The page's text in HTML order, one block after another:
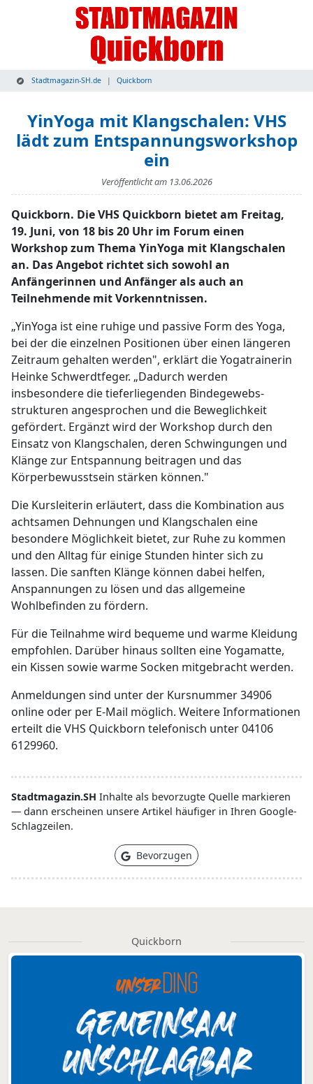
Stadtmagazin-SH.de Quickborn
YinYoga mit Klangschalen: VHS
lädt zum Entspannungsworkshop
ein
Veröffentlicht am 13.06.2026
Quickborn. Die VHS Quickborn bietet am Freitag,
19. Juni, von 18 bis 20 Uhr im Forum einen
Workshop zum Thema YinYoga mit Klangschalen
an. Das Angebot richtet sich sowohl an
Anfängerinnen und Anfänger als auch an
Teilnehmende mit Vorkenntnissen.
„YinYoga ist eine ruhige und passive Form des Yoga,
bei der die einzelnen Positionen über einen längeren
Zeitraum gehalten werden", erklärt die Yogatrainerin
Heinke Schwerdtfeger. „Dadurch werden
insbesondere die tieferliegenden Bindegewebs-
strukturen angesprochen und die Beweglichkeit
gefördert. Ergänzt wird der Workshop durch den
Einsatz von Klangschalen, deren Schwingungen und
Klänge zur Entspannung beitragen und das
Körperbewusstsein stärken können."
Die Kursleiterin erläutert, dass die Kombination aus
achtsamen Dehnungen und Klangschalen eine
besondere Möglichkeit bietet, zur Ruhe zu kommen
und den Alltag für einige Stunden hinter sich zu
lassen. Die sanften Klänge können dabei helfen,
Anspannungen zu lösen und das allgemeine
Wohlbefinden zu fördern.
Für die Teilnahme wird bequeme und warme Kleidung
empfohlen. Darüber hinaus sollten eine Yogamatte,
ein Kissen sowie warme Socken mitgebracht werden.
Anmeldungen sind unter der Kursnummer 34906
online oder per E-Mail möglich. Weitere Informationen
erteilt die VHS Quickborn telefonisch unter 04106
6129960.
Stadtmagazin.SH Inhalte als bevorzugte Quelle markieren
— dann erscheinen unsere Artikel häufiger in Ihren Google-
Schlagzeilen.
Bevorzugen
Quickborn